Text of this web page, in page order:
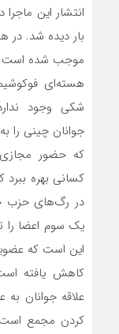
بار دیده شد. در
موجب شده است
هسته‌ای
شکی وجود
جوانان چینی
که حضور
کسانی بهره
یک سوم اعضا را
کاهش یافته
علاقه جوانان
کردن مجمع است.